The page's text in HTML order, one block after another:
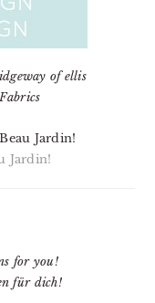
Jardin!
Jardin!
for you!
für dich!